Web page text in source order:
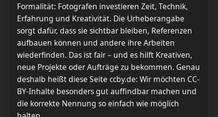
Formalität: Fotografen investieren Zeit, Technik,
Erfahrung und Kreativität. Die Urheberangabe
sorgt dafür, dass sie sichtbar bleiben, Referenzen
aufbauen können und andere ihre Arbeiten
wiederfinden. Das ist fair – und es hilft Kreativen,
neue Projekte oder Aufträge zu bekommen. Genau
deshalb heißt diese Seite ccby.de: Wir möchten CC-
BY-Inhalte besonders gut auffindbar machen und
die korrekte Nennung so einfach wie möglich